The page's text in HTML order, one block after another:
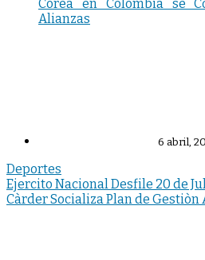
Corea en Colombia se
Alianzas
6 abril,
Deportes
Navegación
de
Ejercito Nacional Desfile 20 de
Càrder Socializa Plan de